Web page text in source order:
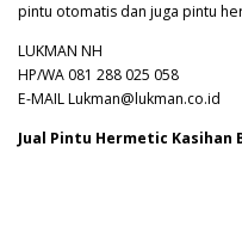
pintu otomatis dan juga pintu
LUKMAN NH
HP/WA 081 288 025 058
E-MAIL Lukman@lukman.co.id
Jual Pintu Hermetic Kasihan